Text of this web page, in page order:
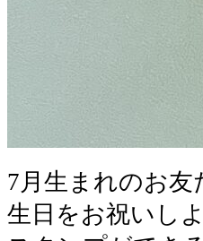
7月生まれのお
生日をお祝いし